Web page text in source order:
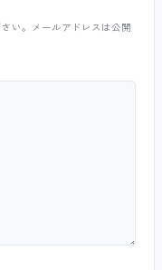
い。メールアドレスは公開